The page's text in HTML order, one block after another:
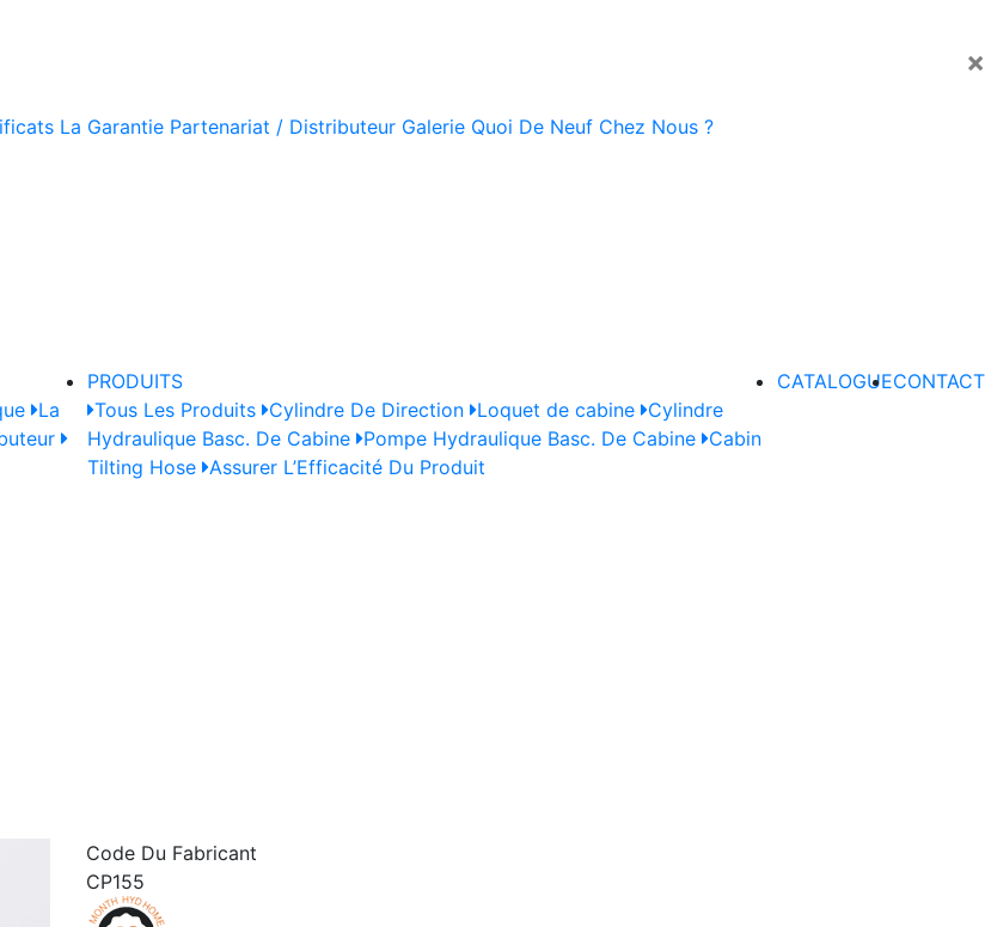
×
La Garantie Partenariat / Distributeur Galerie Quoi De Neuf Chez Nous ?
La
PRODUITS
Tous Les Produits Cylindre De Direction Loquet de cabine Cylindre
Hydraulique Basc. De Cabine Pompe Hydraulique Basc. De Cabine Cabin
Tilting Hose Assurer L’Efficacité Du Produit
CATALOGUECONTACT
Code Du Fabricant
CP155